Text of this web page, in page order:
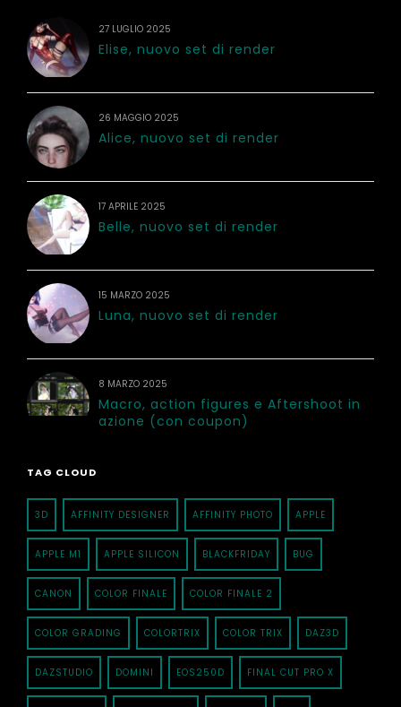
27 LUGLIO 2025
Elise, nuovo set di render
26 MAGGIO 2025
Alice, nuovo set di render
17 APRILE 2025
Belle, nuovo set di render
15 MARZO 2025
Luna, nuovo set di render
8 MARZO 2025
Macro, action figures e Aftershoot in
azione (con coupon)
TAG CLOUD
3D AFFINITY DESIGNER AFFINITY PHOTO APPLE
APPLE M1 APPLE SILICON BLACKFRIDAY BUG
CANON COLOR FINALE COLOR FINALE 2
COLOR GRADING COLORTRIX COLOR TRIX DAZ3D
DAZSTUDIO DOMINI EOS250D FINAL CUT PRO X